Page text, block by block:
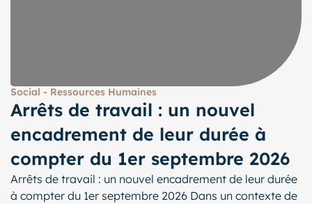
Social - Ressources Humaines
Arrêts de travail : un nouvel
encadrement de leur durée à
compter du 1er septembre 2026
Arrêts de travail : un nouvel encadrement de leur durée
à compter du 1er septembre 2026 Dans un contexte de